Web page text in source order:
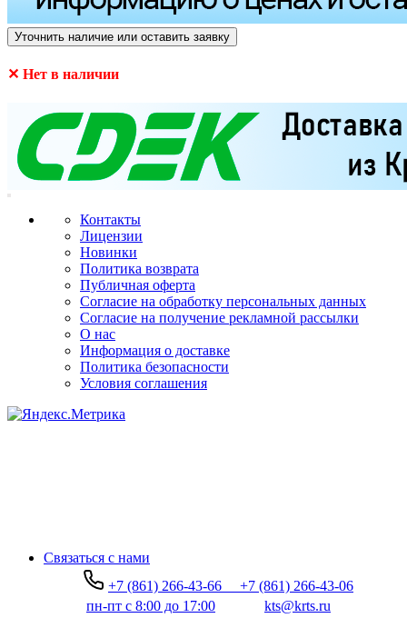
Уточнить наличие или оставить заявку
✕ Нет в наличии
Контакты
Лицензии
Новинки
Политика возврата
Публичная оферта
Согласие на обработку персональных данных
Согласие на получение рекламной рассылки
О нас
Информация о доставке
Политика безопасности
Условия соглашения
Связаться с нами
+7 (861) 266-43-66
+7 (861) 266-43-06
пн-пт с 8:00 до 17:00
kts@krts.ru